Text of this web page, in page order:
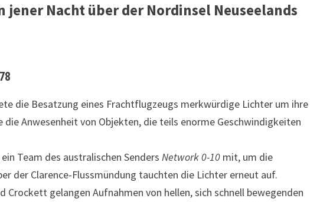
jener Nacht über der Nordinsel Neuseelands
die Besatzung eines Frachtflugzeugs merkwürdige Lichter um ihre
Anwesenheit von Objekten, die teils enorme Geschwindigkeiten
Team des australischen Senders Network 0-10 mit, um die
der Clarence-Flussmündung tauchten die Lichter erneut auf.
Crockett gelangen Aufnahmen von hellen, sich schnell bewegenden